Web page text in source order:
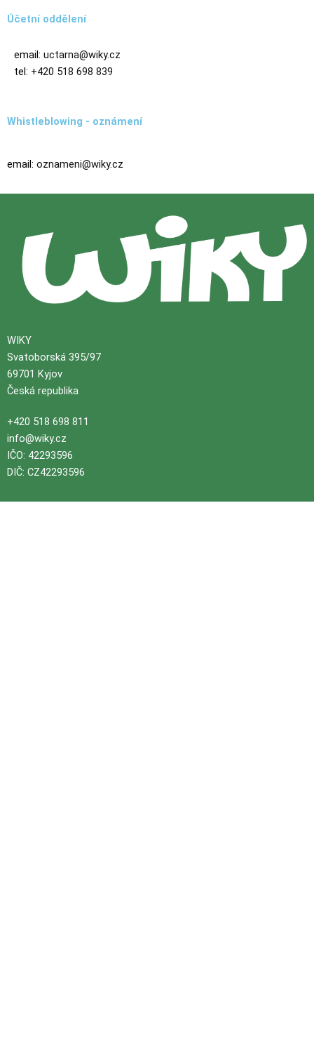
Účetní oddělení
email: uctarna@wiky.cz
tel: +420 518 698 839
Whistleblowing - oznámení
email: oznameni@wiky.cz
WIKY
Svatoborská 395/97
69701 Kyjov
Česká republika
+420 518 698 811
info@wiky.cz
IČO: 42293596
DIČ: CZ42293596